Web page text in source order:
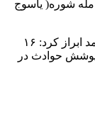
مله شوره( یاسوج
مدیرعامل جمعیت هلال احمر کهگلیلویه وبویراحمد ابراز کرد: ۱۶
پوشش حوادث در